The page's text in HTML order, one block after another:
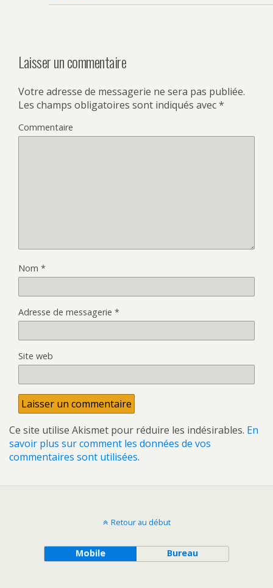
Laisser un commentaire
Votre adresse de messagerie ne sera pas publiée.
Les champs obligatoires sont indiqués avec*
Commentaire
Nom *
Adresse de messagerie *
Site web
Ce site utilise Akismet pour réduire les indésirables. En
savoir plus sur comment les données de vos
commentaires sont utilisées.
Retour au début
Mobile Bureau